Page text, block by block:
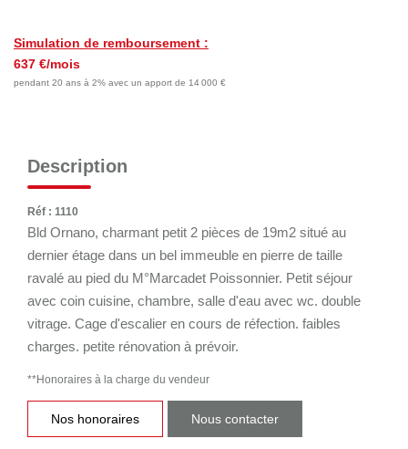
Simulation de remboursement :
637 €/mois
pendant 20 ans à 2% avec un apport de 14 000 €
Description
Réf : 1110
Bld Ornano, charmant petit 2 pièces de 19m2 situé au
dernier étage dans un bel immeuble en pierre de taille
ravalé au pied du M°Marcadet Poissonnier. Petit séjour
avec coin cuisine, chambre, salle d'eau avec wc. double
vitrage. Cage d'escalier en cours de réfection. faibles
charges. petite rénovation à prévoir.
**Honoraires à la charge du vendeur
Nos honoraires Nous contacter